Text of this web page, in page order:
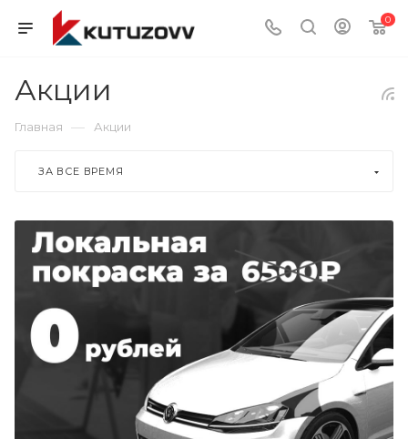
0
Акции
Главная — Акции
ЗА ВСЕ ВРЕМЯ